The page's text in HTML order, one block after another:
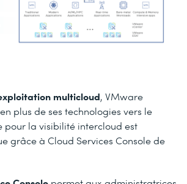
multicloud, VMware
plus de ses technologies vers le
pour la visibilité intercloud est
grâce à Cloud Services Console de